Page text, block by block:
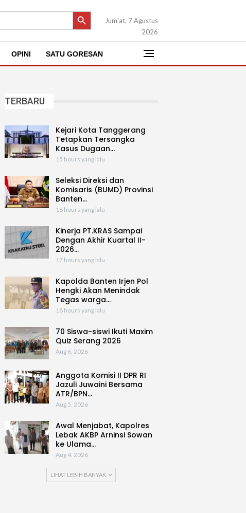
SEARCH BUTTON
Jum'at, 7 Agustus
2026
OPINI SATU GORESAN
TERBARU
Kejari Kota Tanggerang
Tetapkan Tersangka
Kasus Dugaan…
15 hours yang lalu
Seleksi Direksi dan
Komisaris (BUMD) Provinsi
Banten…
16 hours yang lalu
Kinerja PT.KRAS Sampai
Dengan Akhir Kuartal II-
2026…
17 hours yang lalu
Kapolda Banten Irjen Pol
Hengki Akan Menindak
Tegas warga…
18 hours yang lalu
70 Siswa-siswi Ikuti Maxim
Quiz Serang 2026
Aug 6, 2026
Anggota Komisi II DPR RI
Jazuli Juwaini Bersama
ATR/BPN…
Aug 5, 2026
Awal Menjabat, Kapolres
Lebak AKBP Arninsi Sowan
ke Ulama…
Aug 4, 2026
LIHAT LEBIH BANYAK